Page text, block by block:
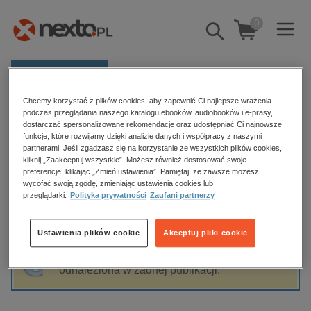
Pokaż/schowaj
wyszukiwarkę
0
Kategorie
Zobacz wszystkie E-prasa
budownictwo, aranżacja wnętrz
biznesowe, branżowe, gospodarka
dzienniki
edukacja
hobby, sport, rozrywka
komputery, internet, technologie, informatyka
Strona główna Dagmara Zielant-Woś
Dagmara Zielant-Woś
Sortowanie Filtrowanie
odnaleziona w żadnej publikacji.
Chcemy korzystać z plików cookies, aby zapewnić Ci najlepsze wrażenia
podczas przeglądania naszego katalogu ebooków, audiobooków i e-prasy,
dostarczać spersonalizowane rekomendacje oraz udostępniać Ci najnowsze
funkcje, które rozwijamy dzięki analizie danych i współpracy z naszymi
partnerami. Jeśli zgadzasz się na korzystanie ze wszystkich plików cookies,
kliknij „Zaakceptuj wszystkie”. Możesz również dostosować swoje
preferencje, klikając „Zmień ustawienia”. Pamiętaj, że zawsze możesz
wycofać swoją zgodę, zmieniając ustawienia cookies lub
przeglądarki.
Polityka prywatności Zaufani partnerzy
Akceptuj pliki cookie
Ustawienia plików cookie